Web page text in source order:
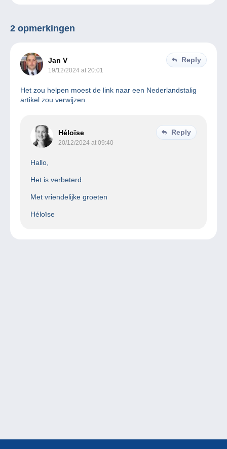
2 opmerkingen
Jan V
19/12/2024 at 20:01
Reply
Het zou helpen moest de link naar een Nederlandstalig
artikel zou verwijzen…
Héloïse
20/12/2024 at 09:40
Reply
Hallo,
Het is verbeterd.
Met vriendelijke groeten
Héloïse